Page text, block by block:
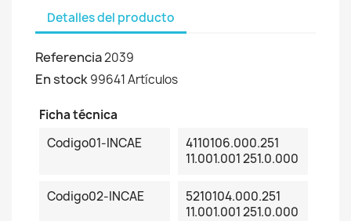
Detalles del producto
Referencia2039
En stock99641 Artículos
Ficha técnica
Codigo01-INCAE
4110106.000.251
11.001.001 251.0.000
Codigo02-INCAE
5210104.000.251
11.001.001 251.0.000